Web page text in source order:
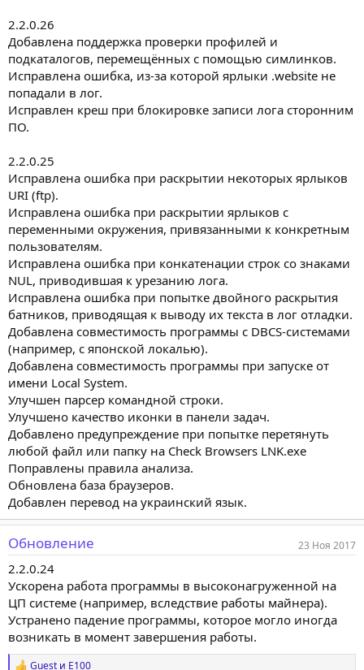
2.2.0.26
Добавлена поддержка проверки профилей и
подкаталогов, перемещённых с помощью симлинков.
Исправлена ошибка, из-за которой ярлыки .website не
попадали в лог.
Исправлен креш при блокировке записи лога сторонним
ПО.
2.2.0.25
Исправлена ошибка при раскрытии некоторых ярлыков
URI (ftp).
Исправлена ошибка при раскрытии ярлыков с
переменными окружения, привязанными к конкретным
пользователям.
Исправлена ошибка при конкатенации строк со знаками
NUL, приводившая к урезанию лога.
Исправлена ошибка при попытке двойного раскрытия
батников, приводящая к выводу их текста в лог отладки.
Добавлена совместимость программы с DBCS-системами
(например, с японской локалью).
Добавлена совместимость программы при запуске от
имени Local System.
Улучшен парсер командной строки.
Улучшено качество иконки в панели задач.
Добавлено предупреждение при попытке перетянуть
любой файл или папку на Check Browsers LNK.exe
Поправлены правила анализа.
Обновлена база браузеров.
Добавлен перевод на украинский язык.
Обновление 23 Ноя 2017
2.2.0.24
Ускорена работа программы в высоконагруженной на
ЦП системе (например, вследствие работы майнера).
Устранено падение программы, которое могло иногда
возникать в момент завершения работы.
Guest и E100